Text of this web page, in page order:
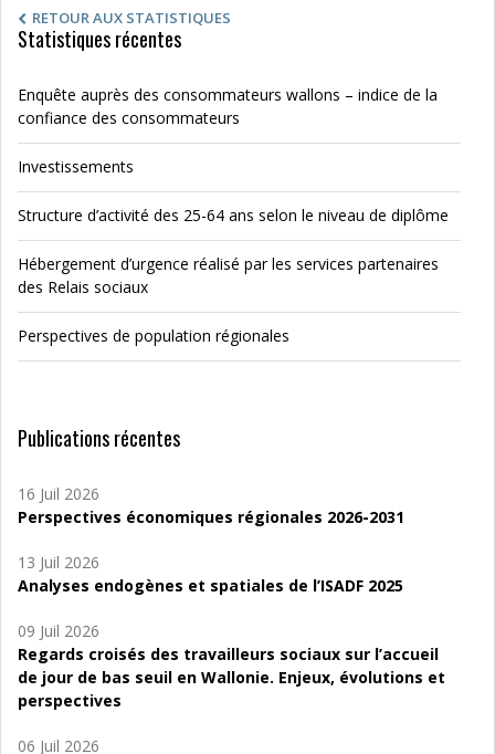
RETOUR AUX STATISTIQUES
Statistiques récentes
Enquête auprès des consommateurs wallons – indice de la
confiance des consommateurs
Investissements
Structure d’activité des 25-64 ans selon le niveau de diplôme
Hébergement d’urgence réalisé par les services partenaires
des Relais sociaux
Perspectives de population régionales
Publications récentes
16 Juil 2026
Perspectives économiques régionales 2026-2031
13 Juil 2026
Analyses endogènes et spatiales de l’ISADF 2025
09 Juil 2026
Regards croisés des travailleurs sociaux sur l’accueil
de jour de bas seuil en Wallonie. Enjeux, évolutions et
perspectives
06 Juil 2026